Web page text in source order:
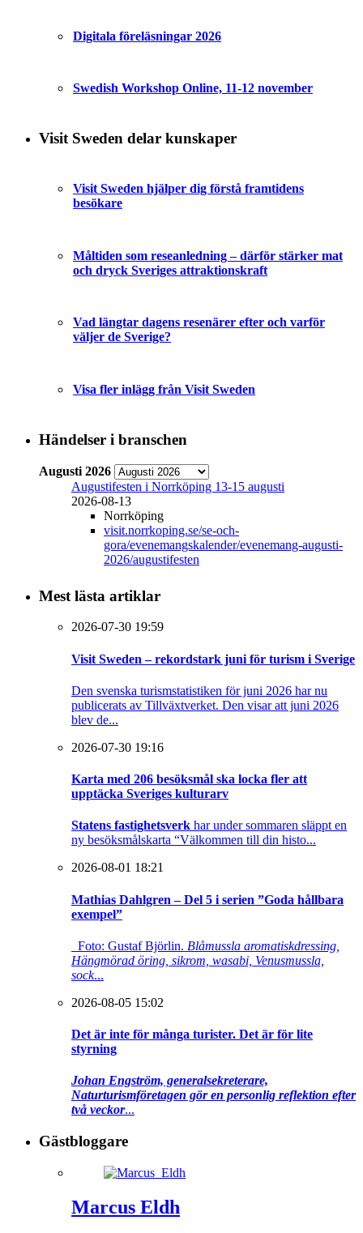
Digitala föreläsningar 2026
Swedish Workshop Online, 11-12 november
Visit Sweden delar kunskaper
Visit Sweden hjälper dig förstå framtidens
besökare
Måltiden som reseanledning – därför stärker mat
och dryck Sveriges attraktionskraft
Vad längtar dagens resenärer efter och varför
väljer de Sverige?
Visa fler inlägg från Visit Sweden
Händelser i branschen
Augusti 2026
Augustifesten i Norrköping 13-15 augusti
2026-08-13
Norrköping
visit.norrkoping.se/se-och-
gora/evenemangskalender/evenemang-augusti-
2026/augustifesten
Mest lästa artiklar
2026-07-30 19:59
Visit Sweden – rekordstark juni för turism i Sverige
Den svenska turismstatistiken för juni 2026 har nu
publicerats av Tillväxtverket. Den visar att juni 2026
blev de...
2026-07-30 19:16
Karta med 206 besöksmål ska locka fler att
upptäcka Sveriges kulturarv
Statens fastighetsverk har under sommaren släppt en
ny besöksmålskarta “Välkommen till din histo...
2026-08-01 18:21
Mathias Dahlgren – Del 5 i serien ”Goda hållbara
exempel”
Foto: Gustaf Björlin. Blåmussla aromatiskdressing,
Hängmörad öring, sikrom, wasabi, Venusmussla,
sock...
2026-08-05 15:02
Det är inte för många turister. Det är för lite
styrning
Johan Engström, generalsekreterare,
Naturturismföretagen gör en personlig reflektion efter
två veckor...
Gästbloggare
Marcus Eldh